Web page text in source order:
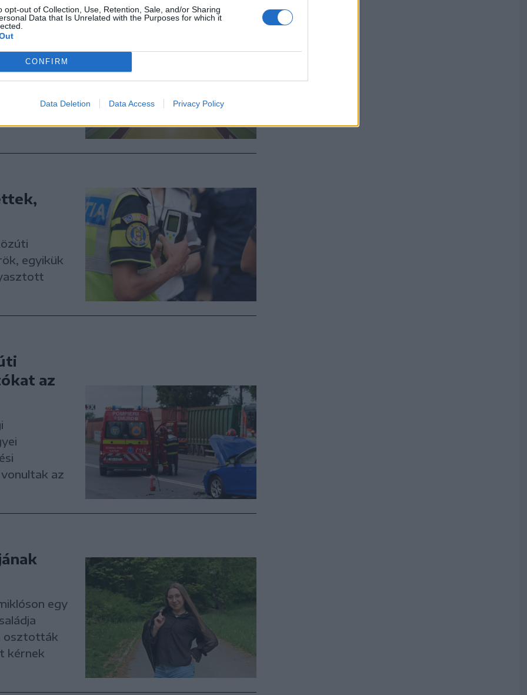
opt-out of Collection, Use, Retention, Sale, and/or Sharing
Data that Is Unrelated with the Purposes for which it
CONFIRM
Data Deletion Data Access Privacy Policy
majd
án pedig
indul a
egyikük
az
az
egy
osztották
kérnek